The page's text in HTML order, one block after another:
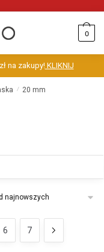
0
na zakupy!KLIKNIJ
/ 20 mm
6 7